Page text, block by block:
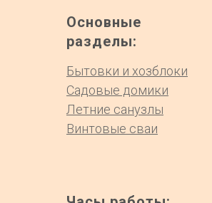
Основные
разделы:
Бытовки и хозблоки
Садовые домики
Летние санузлы
Винтовые сваи